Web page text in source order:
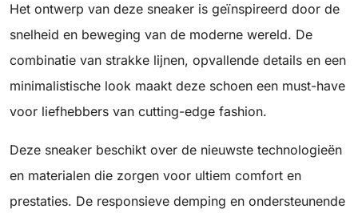
Het ontwerp van deze sneaker is geïnspireerd door de
snelheid en beweging van de moderne wereld. De
combinatie van strakke lijnen, opvallende details en een
minimalistische look maakt deze schoen een must-have
voor liefhebbers van cutting-edge fashion.
Deze sneaker beschikt over de nieuwste technologieën
en materialen die zorgen voor ultiem comfort en
prestaties. De responsieve demping en ondersteunende